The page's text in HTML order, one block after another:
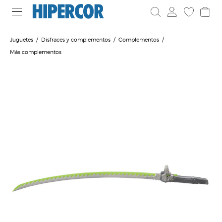
Juguetes Disfraces y complementos
Complementos
Más complementos